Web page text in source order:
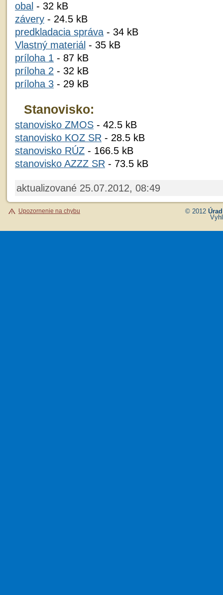
obal - 32 kB
závery - 24.5 kB
predkladacia správa - 34 kB
Vlastný materiál - 35 kB
príloha 1 - 87 kB
príloha 2 - 32 kB
príloha 3 - 29 kB
Stanovisko:
stanovisko ZMOS - 42.5 kB
stanovisko KOZ SR - 28.5 kB
stanovisko RÚZ - 166.5 kB
stanovisko AZZZ SR - 73.5 kB
aktualizované 25.07.2012, 08:49
Upozornenie na chybu © 2012